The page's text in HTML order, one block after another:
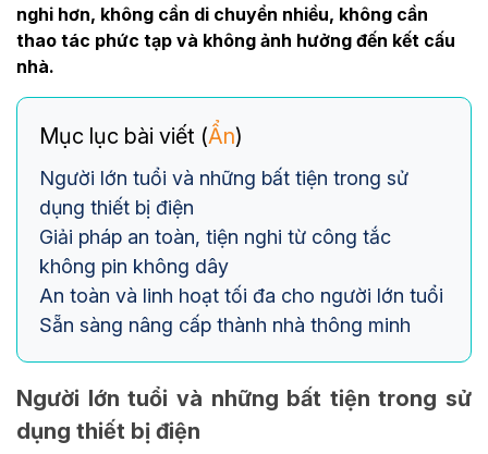
nghi hơn, không cần di chuyển nhiều, không cần
thao tác phức tạp và không ảnh hưởng đến kết cấu
nhà.
Mục lục bài viết (Ẩn)
Người lớn tuổi và những bất tiện trong sử
dụng thiết bị điện
Giải pháp an toàn, tiện nghi từ công tắc
không pin không dây
An toàn và linh hoạt tối đa cho người lớn tuổi
Sẵn sàng nâng cấp thành nhà thông minh
Người lớn tuổi và những bất tiện trong sử
dụng thiết bị điện